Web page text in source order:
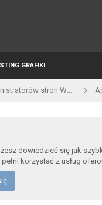
GRAFIKI
Forum dla administratorów stron WWW i developerów
dowiedzieć się jak
korzystać z usług